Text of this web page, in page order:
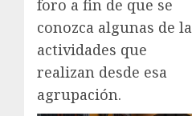
foro a fin de que se
conozca algunas de
actividades que
realizan desde esa
agrupación.